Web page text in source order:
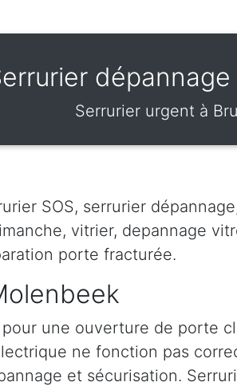
Serrurier urgent à
SOS, serrurier
vitrier, depannage
porte fracturée.
une ouverture de porte
ne fonction pas
et sécurisation.